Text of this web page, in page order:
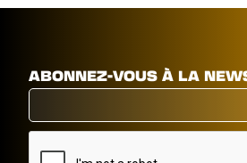
ABONNEZ-VOUS À LA